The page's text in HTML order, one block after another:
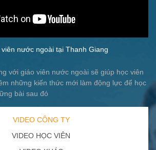
nước ngoài tại Thanh Giang
với giáo viên nước ngoài sẽ giúp học viên
những kiến thức mới làm động lực để học
bài sau đó
VIDEO CÔNG TY
VIDEO HỌC VIÊN